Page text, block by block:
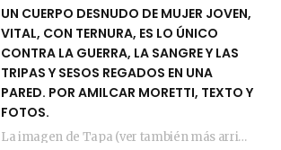
UN CUERPO DESNUDO DE MUJER JOVEN,
VITAL, CON TERNURA, ES LO ÚNICO
CONTRA LA GUERRA, LA SANGRE Y LAS
TRIPAS Y SESOS REGADOS EN UNA
PARED. POR AMILCAR MORETTI, TEXTO Y
FOTOS.
La imagen de Tapa (ver también más arriba) fue compuesta en estos días de febrero…